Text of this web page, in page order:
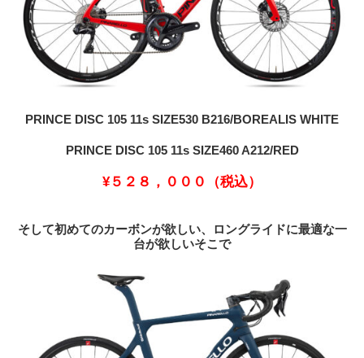
PRINCE DISC 105 11s SIZE530 B216/BOREALIS WHITE
PRINCE DISC 105 11s SIZE460 A212/RED
¥５２８，０００（税込）
そして初めてのカーボンが欲しい、ロングライドに最適な一
台が欲しいそこで